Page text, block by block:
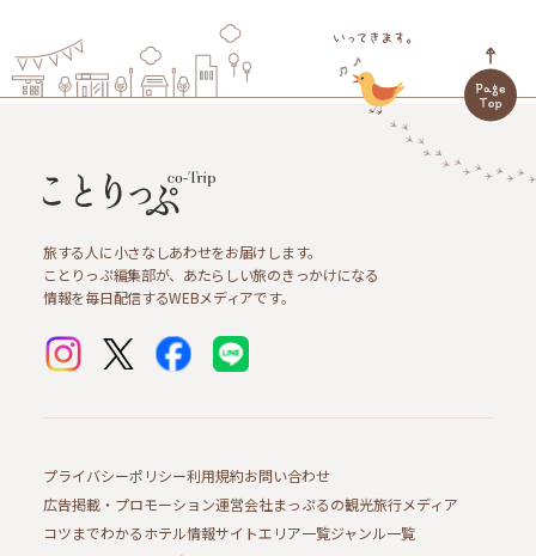
旅する人に小さなしあわせをお届けします。
ことりっぷ編集部が、あたらしい旅のきっかけになる
情報を毎日配信するWEBメディアです。
プライバシーポリシー利用規約お問い合わせ
広告掲載・プロモーション運営会社まっぷるの観光旅行メディア
コツまでわかるホテル情報サイトエリア一覧ジャンル一覧